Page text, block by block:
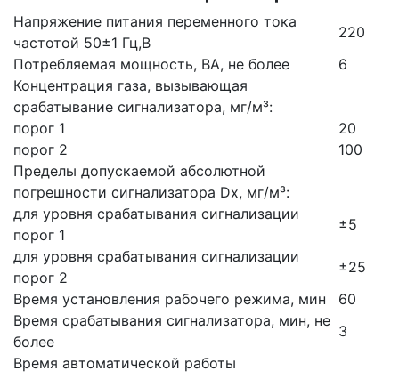
Напряжение питания переменного тока
частотой 50±1 Гц,В
220
Потребляемая мощность, ВА, не более
6
Концентрация газа, вызывающая
срабатывание сигнализатора, мг/м³:
порог 1
20
порог 2
100
Пределы допускаемой абсолютной
погрешности сигнализатора Dx, мг/м³:
для уровня срабатывания сигнализации
порог 1
±5
для уровня срабатывания сигнализации
порог 2
±25
Время установления рабочего режима, мин
60
Время срабатывания сигнализатора, мин, не
более
3
Время автоматической работы